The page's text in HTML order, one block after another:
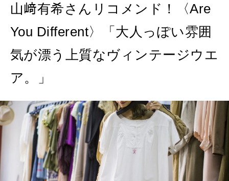
2026年6月号「大銀座 トレンドが生まれる 新しい一流店へ。」
2026年5月号「“大好き”に出会いに。韓国」
2026年4月号「未来をつくる、学びの教科書。」
2026年2月号「良運を掴む 新・開運術。」
2026年1月号「猫がいれば、幸せ」
2025年12月号「お酒の新常識。」
FOLLOW US!
山﨑有希さんリコメンド！〈Are
You Different〉「大人っぽい雰囲
気が漂う上質なヴィンテージウエ
ア。」